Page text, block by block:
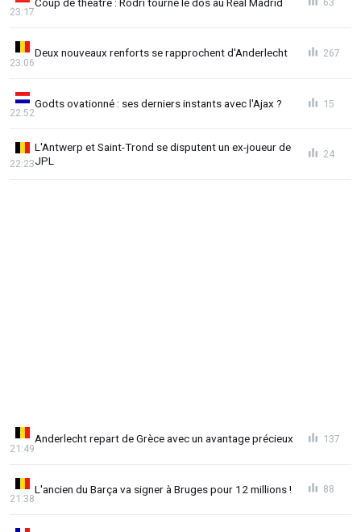
23:17
Deux nouveaux renforts se rapprochent d'Anderlecht
23:06
267
Godts ovationné : ses derniers instants avec l'Ajax ?
22:52
15
L'Antwerp et Saint-Trond se disputent un ex-joueur de
JPL
22:23
24
Anderlecht repart de Grèce avec un avantage précieux
21:49
137
L'ancien du Barça va signer à Bruges pour 12 millions !
21:38
88